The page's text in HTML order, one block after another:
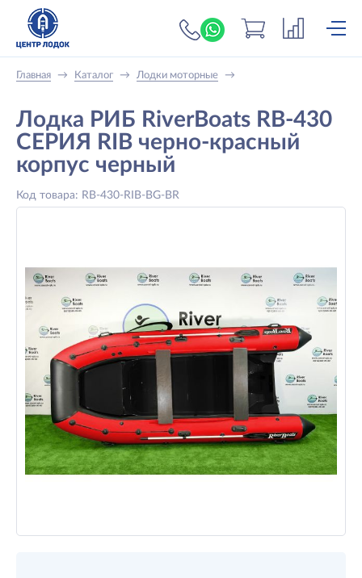
+7 (919) 698-56-
Главная → Каталог → Лодки моторные →
Лодка РИБ RiverBoats RB-430
СЕРИЯ RIB черно-красный
корпус черный
Код товара: RB-430-RIB-BG-BR